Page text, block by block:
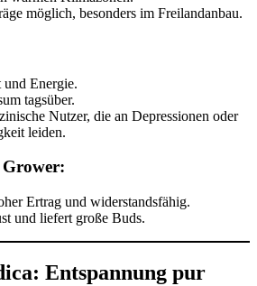
möglich, besonders im Freilandanbau.
Energie.
tagsüber.
Nutzer, die an Depressionen oder
leiden.
Ertrag und widerstandsfähig.
und liefert große Buds.
Entspannung pur